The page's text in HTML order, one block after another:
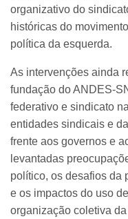
organizativo do
históricas do
política da esquerda.
As intervenções ainda
fundação do ANDES-
federativo e sindicato
entidades sindicais e
frente aos governos e
levantadas
político, os desafios da
e os impactos do uso
organização coletiva